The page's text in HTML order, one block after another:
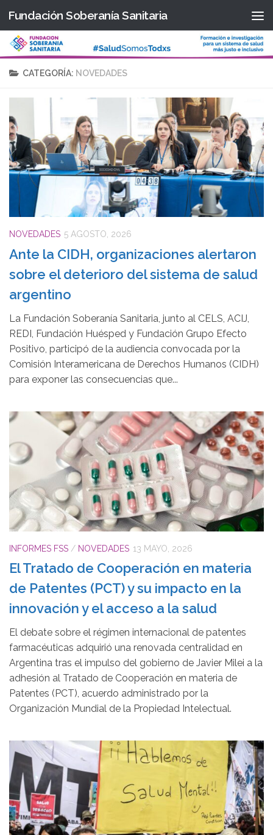
Saltar al contenido
Fundación Soberanía Sanitaria
CATEGORÍA: NOVEDADES
NOVEDADES 5 AGOSTO, 2026
Ante la CIDH, organizaciones alertaron
sobre el deterioro del sistema de salud
argentino
La Fundación Soberanía Sanitaria, junto al CELS, ACIJ,
REDI, Fundación Huésped y Fundación Grupo Efecto
Positivo, participó de la audiencia convocada por la
Comisión Interamericana de Derechos Humanos (CIDH)
para exponer las consecuencias que...
INFORMES FSS / NOVEDADES 13 MAYO, 2026
El Tratado de Cooperación en materia
de Patentes (PCT) y su impacto en la
innovación y el acceso a la salud
El debate sobre el régimen internacional de patentes
farmacéuticas adquirió una renovada centralidad en
Argentina tras el impulso del gobierno de Javier Milei a la
adhesión al Tratado de Cooperación en materia de
Patentes (PCT), acuerdo administrado por la
Organización Mundial de la Propiedad Intelectual.